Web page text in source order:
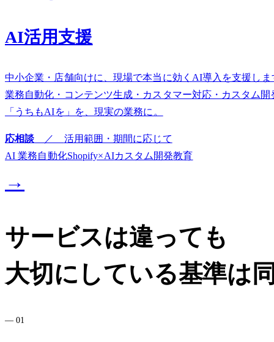
AI活用支援
中小企業・店舗向けに、現場で本当に効くAI導入を支援しま
業務自動化・コンテンツ生成・カスタマー対応・カスタム開
「うちもAIを」を、現実の業務に。
応相談 ／ 活用範囲・期間に応じて
AI 業務自動化Shopify×AIカスタム開発教育
→
サービスは違っても
大切にしている基準は
—01